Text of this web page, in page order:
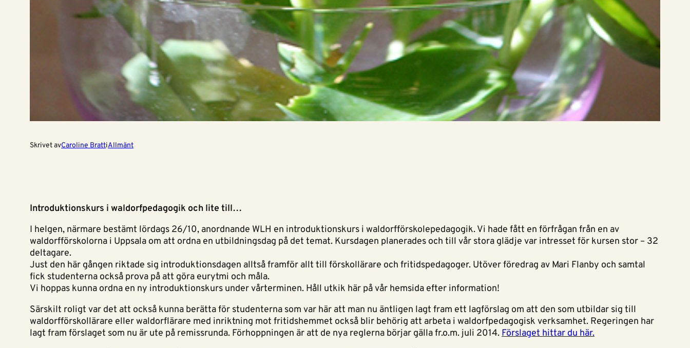
Skrivet avCaroline BrattiAllmänt
Introduktionskurs i waldorfpedagogik och lite till…
I helgen, närmare bestämt lördags 26/10, anordnande WLH en introduktionskurs i waldorfförskolepedagogik. Vi hade fått en förfrågan från en av
waldorfförskolorna i Uppsala om att ordna en utbildningsdag på det temat. Kursdagen planerades och till vår stora glädje var intresset för kursen stor – 32
deltagare.
Just den här gången riktade sig introduktionsdagen alltså framför allt till förskollärare och fritidspedagoger. Utöver föredrag av Mari Flanby och samtal
fick studenterna också prova på att göra eurytmi och måla.
Vi hoppas kunna ordna en ny introduktionskurs under vårterminen. Håll utkik här på vår hemsida efter information!
Särskilt roligt var det att också kunna berätta för studenterna som var här att man nu äntligen lagt fram ett lagförslag om att den som utbildar sig till
waldorfförskollärare eller waldorflärare med inriktning mot fritidshemmet också blir behörig att arbeta i waldorfpedagogisk verksamhet. Regeringen har
lagt fram förslaget som nu är ute på remissrunda. Förhoppningen är att de nya reglerna börjar gälla fr.o.m. juli 2014.Förslaget hittar du här.